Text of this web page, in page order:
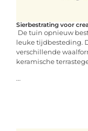
Sierbestrating voor
De tuin opnieuw
leuke tijdbesteding.
verschillende
keramische
...